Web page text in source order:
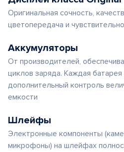
Оригинальная сочность,
цветопередача и
Аккумуляторы
От производителей,
циклов заряда. Каждая батарея
дополнительный контроль
емкости
Шлейфы
Электронные компоненты
микрофоны) на шлейфах